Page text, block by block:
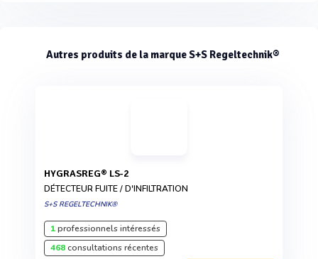
Autres produits de la marque S+S Regeltechnik®
HYGRASREG® LS-2
DÉTECTEUR FUITE / D'INFILTRATION
S+S REGELTECHNIK®
1professionnels intéressés
468consultations récentes